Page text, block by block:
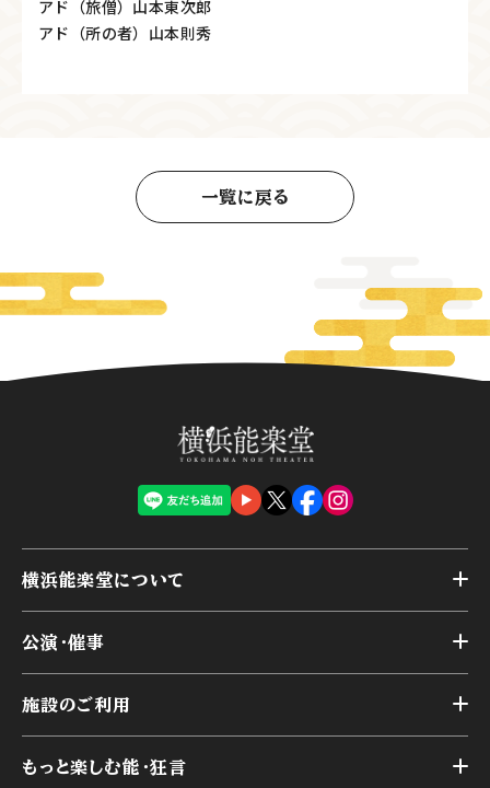
アド（旅僧）山本東次郎
アド（所の者）山本則秀
一覧に戻る
横浜能楽堂について
横浜能楽堂が取り組んだ事業
能舞台の歴史と特徴
様々なお客様に向けて
公演・催事
アーカイブ
施設のご利用
もっと楽しむ能・狂言